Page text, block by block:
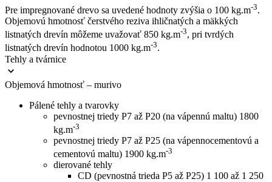
Pre impregnované drevo sa uvedené hodnoty zvýšia o 100 kg.m-3.
Objemovú hmotnosť čerstvého reziva ihličnatých a mäkkých
listnatých drevín môžeme uvažovať 850 kg.m-3, pri tvrdých
listnatých drevín hodnotou 1000 kg.m-3.
Tehly a tvárnice
Objemová hmotnosť – murivo
Pálené tehly a tvarovky
pevnostnej triedy P7 až P20 (na vápennú maltu) 1800
kg.m-3
pevnostnej triedy P7 až P25 (na vápennocementovú a
cementovú maltu) 1900 kg.m-3
dierované tehly
CD (pevnostná trieda P5 až P25) 1 100 až 1 250